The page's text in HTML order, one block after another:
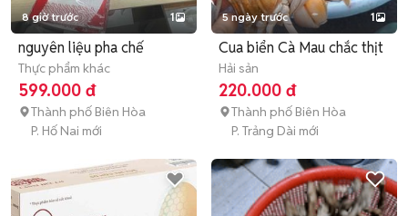
8 giờ trước 1
nguyên liệu pha chế
Thực phẩm khác
599.000 đ
Thành phố Biên Hòa
P. Hố Nai mới
5 ngày trước 1
Cua biển Cà Mau chắc thịt
Hải sản
220.000 đ
Thành phố Biên Hòa
P. Trảng Dài mới